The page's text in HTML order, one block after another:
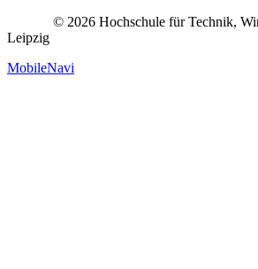
© 2026 Hochschule für Technik,
Leipzig
MobileNavi